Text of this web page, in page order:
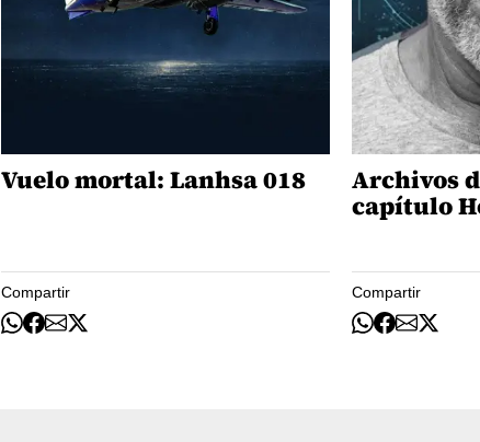
Vuelo mortal: Lanhsa 018
Compartir
Archivos
capítulo
Compartir